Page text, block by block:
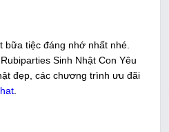
bữa tiệc đáng nhớ nhất nhé.
Sinh Nhật Con Yêu
đẹp, các chương trình ưu đãi